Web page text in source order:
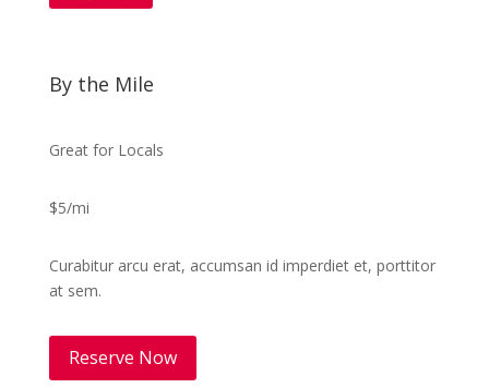
By the Mile
Great for Locals
$5/mi
Curabitur arcu erat, accumsan id imperdiet et, porttitor
at sem.
Reserve Now